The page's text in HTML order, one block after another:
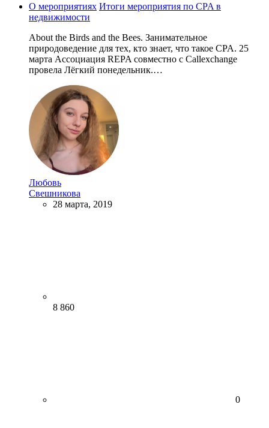
О мероприятиях Итоги мероприятия по CPA в
недвижимости
About the Birds and the Bees. Занимательное
природоведение для тех, кто знает, что такое CPA. 25
марта Ассоциация REPA совместно с Callexchange
провела Лёгкий понедельник.…
Любовь
Свешникова
28 марта, 2019
8 860
0